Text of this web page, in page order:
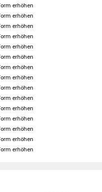
erhöhen
erhöhen
erhöhen
erhöhen
erhöhen
erhöhen
erhöhen
erhöhen
erhöhen
erhöhen
erhöhen
erhöhen
erhöhen
erhöhen
erhöhen